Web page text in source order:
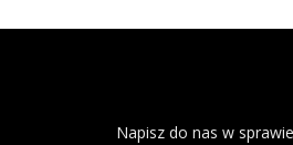
Napisz do nas w